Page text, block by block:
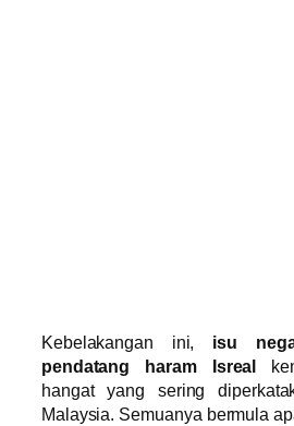
Kebelakangan ini, isu
pendatang haram Isreal
hangat yang sering
Malaysia. Semuanya bermula